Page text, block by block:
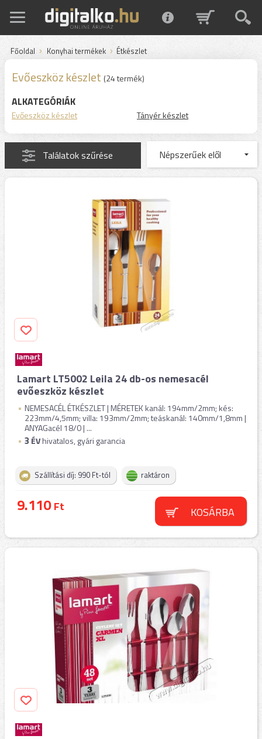
Főoldal Konyhai termékek Étkészlet
Evőeszköz készlet (24 termék)
ALKATEGÓRIÁK
Evőeszköz készlet Tányér készlet
Találatok szűrése
Lamart LT5002 Leila 24 db-os nemesacél
evőeszköz készlet
NEMESACÉL ÉTKÉSZLET | MÉRETEK kanál: 194mm/2mm; kés:
223mm/4,5mm; villa: 193mm/2mm; teáskanál: 140mm/1,8mm |
ANYAGacél 18/0 | ...
3 ÉVhivatalos, gyári garancia
Szállítási díj: 990 Ft-tól raktáron
9.110Ft KOSÁRBA